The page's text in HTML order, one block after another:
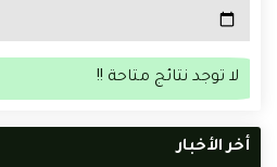
لا توجد نتائج متاحة !!
أخر الأخبار